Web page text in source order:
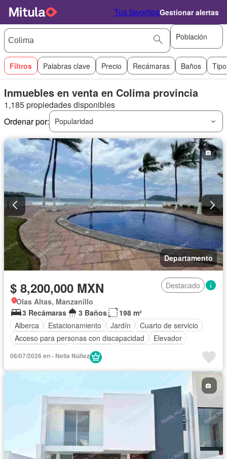
Tus favoritosGestionar alertas
Población
Filtros Palabras clave Precio Recámaras Baños
Inmuebles en venta en Colima provincia
1,185 propiedades disponibles
Ordenar por:
Popularidad
Departamento
$ 8,200,000 MXN
Destacado
Olas Altas, Manzanillo
3 Recámaras
3 Baños
198 m²
Alberca
Estacionamiento Jardín
Cuarto de servicio
Acceso para personas con discapacidad
Elevador
Electricidad
06/07/2026 en - Nelia Núñez